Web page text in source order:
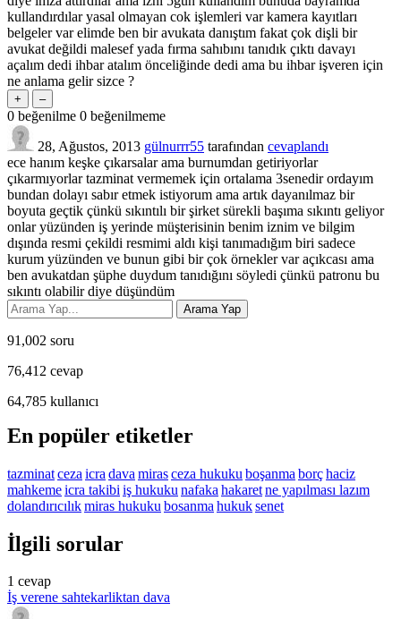
kullandırdılar yasal olmayan cok işlemleri var kamera kayıtları
belgeler var elimde ben bir avukata danıştım fakat çok dişli bir
avukat değildi malesef yada fırma sahıbını tanıdık çıktı davayı
açalım dedi ihbar atalım önceliğinde dedi ama bu ihbar işveren için
ne anlama gelir sizce ?
0 beğenilme 0 beğenilmeme
28, Ağustos, 2013 gülnurrr55 tarafından cevaplandı
ece hanım keşke çıkarsalar ama burnumdan getiriyorlar
çıkarmıyorlar tazminat vermemek için ortalama 3senedir ordayım
bundan dolayı sabır etmek istiyorum ama artık dayanılmaz bir
boyuta geçtik çünkü sıkıntılı bir şirket sürekli başıma sıkıntı geliyor
onlar yüzünden iş yerinde müşterisinin benim iznim ve bilgim
dışında resmi çekildi resmimi aldı kişi tanımadığım biri sadece
kurum yüzünden ve bunun gibi bir çok örnekler var açıkcası ama
ben avukatdan şüphe duydum tanıdığını söyledi çünkü patronu bu
sıkıntı olabilir diye düşündüm
91,002 soru
76,412 cevap
64,785 kullanıcı
En popüler etiketler
tazminatceza icra dava mirasceza hukuku boşanma borçhaciz
mahkemeicra takibi iş hukuku nafaka hakaretne yapılması lazım
dolandırıcılıkmiras hukuku bosanma hukuksenet
İlgili sorular
1 cevap
İş verene sahtekarliktan dava